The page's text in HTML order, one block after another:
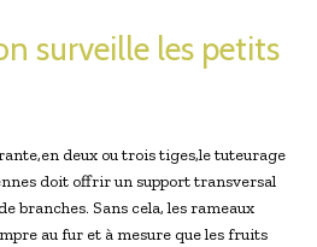
surveille les petits
deux ou trois tiges,le tuteurage
doit offrir un support transversal
branches. Sans cela, les rameaux
au fur et à mesure que les fruits